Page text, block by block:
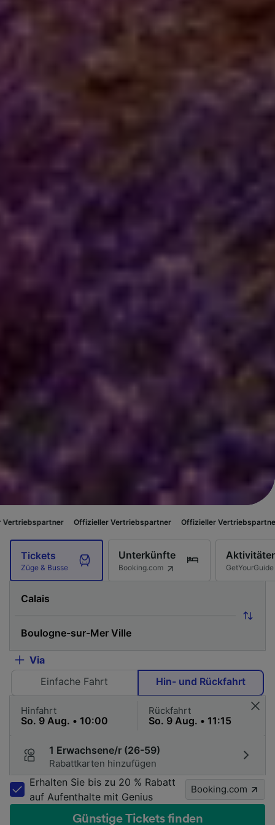
Offizieller Vertriebspartner Offizieller Vertriebspartner Offizieller
Tickets
Züge & Busse
Unterkünfte
Booking.com GetYourGuide
Via
Einfache Fahrt
Hin- und Rückfahrt
Hinfahrt Rückfahrt
1 Erwachsene/r (26-59)
Rabattkarten hinzufügen
Erhalten Sie bis zu 20 % Rabatt
auf Aufenthalte mit Genius
Booking.com
Günstige Tickets finden